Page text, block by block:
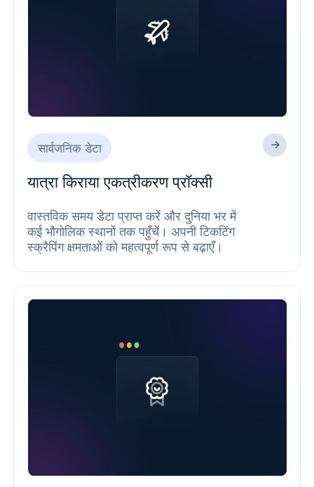
सार्वजनिक डेटा
यात्रा किराया एकत्रीकरण प्रॉक्सी
वास्तविक समय डेटा प्राप्त करें और दुनिया भर में
कई भौगोलिक स्थानों तक पहुँचें। अपनी टिकटिंग
स्क्रैपिंग क्षमताओं को महत्वपूर्ण रूप से बढ़ाएँ।